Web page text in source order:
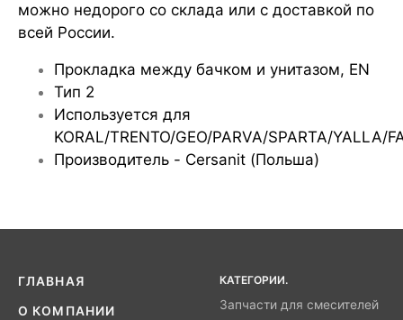
можно недорого со склада или с доставкой по
всей России.
Прокладка между бачком и унитазом, EN
Тип 2
Используется для
KORAL/TRENTO/GEO/PARVA/SPARTA/YALLA/
Производитель - Cersanit (Польша)
ГЛАВНАЯ
О КОМПАНИИ
КАТЕГОРИИ.
Запчасти для смесителей